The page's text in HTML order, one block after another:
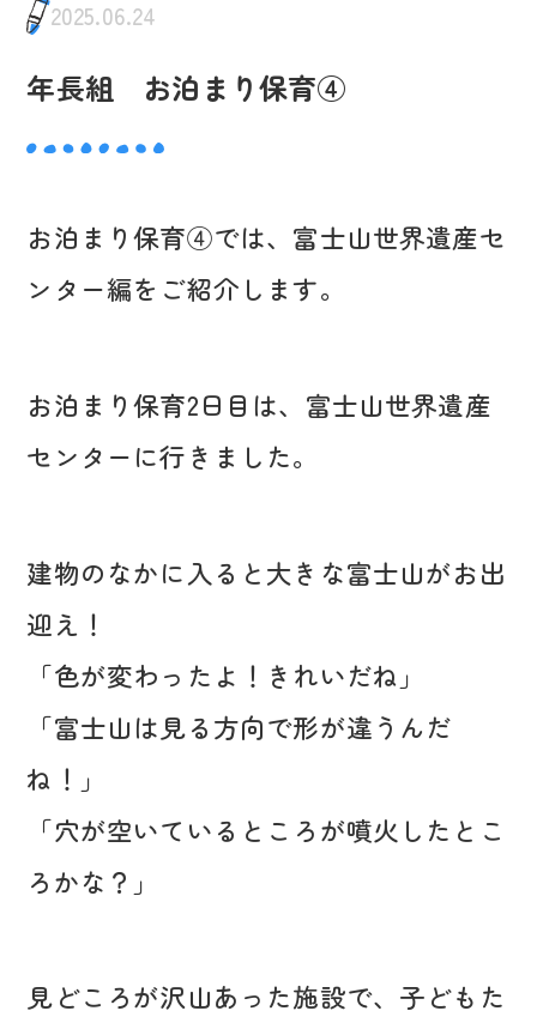
2025.06.24
年長組 お泊まり保育④
お泊まり保育④では、富士山世界遺産セ
ンター編をご紹介します。
お泊まり保育2日目は、富士山世界遺産
センターに行きました。
建物のなかに入ると大きな富士山がお出
迎え！
「色が変わったよ！きれいだね」
「富士山は見る方向で形が違うんだ
ね！」
「穴が空いているところが噴火したとこ
ろかな？」
見どころが沢山あった施設で、子どもた